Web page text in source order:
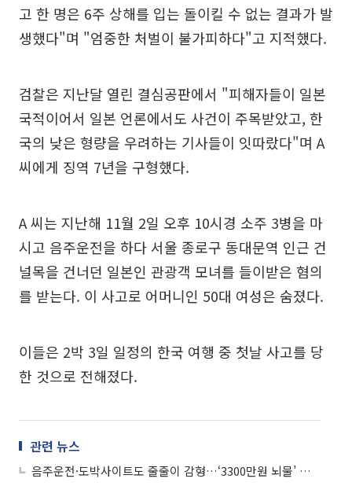
고 한 명은 6주 상해를 입는 돌이킬 수 없는 결과가 발
생했다"며 "엄중한 처벌이 불가피하다"고 지적했다.
검찰은 지난달 열린 결심공판에서 "피해자들이 일본
국적이어서 일본 언론에서도 사건이 주목받았고, 한
국의 낮은 형량을 우려하는 기사들이 잇따랐다"며 A
씨에게 징역 7년을 구형했다.
A 씨는 지난해 11월 2일 오후 10시경 소주 3병을 마
시고 음주운전을 하다 서울 종로구 동대문역 인근 건
널목을 건너던 일본인 관광객 모녀를 들이받은 혐의
를 받는다. 이 사고로 어머니인 50대 여성은 숨졌다.
이들은 2박 3일 일정의 한국 여행 중 첫날 사고를 당
한 것으로 전해졌다.
관련 뉴스
음주운전·도박사이트도 줄줄이 감형…‘3300만원 뇌물’ 현직 부장판사 재판행